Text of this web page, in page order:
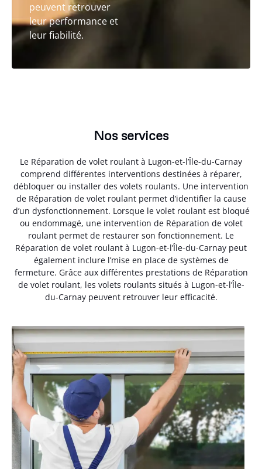
peuvent retrouver
leur performance et
leur fiabilité.
Nos services
Le Réparation de volet roulant à Lugon-et-l’Île-du-Carnay
comprend différentes interventions destinées à réparer,
débloquer ou installer des volets roulants. Une intervention
de Réparation de volet roulant permet d’identifier la cause
d’un dysfonctionnement. Lorsque le volet roulant est bloqué
ou endommagé, une intervention de Réparation de volet
roulant permet de restaurer son fonctionnement. Le
Réparation de volet roulant à Lugon-et-l’Île-du-Carnay peut
également inclure l’mise en place de systèmes de
fermeture. Grâce aux différentes prestations de Réparation
de volet roulant, les volets roulants situés à Lugon-et-l’Île-
du-Carnay peuvent retrouver leur efficacité.